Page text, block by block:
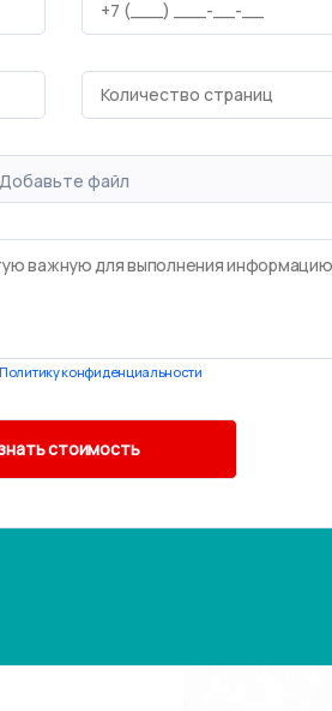
Добавьте файл
Политику конфиденциальности